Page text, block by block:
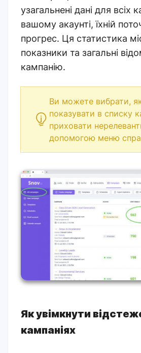
узагальнені дані для всіх
вашому акаунті, їхній
прогрес. Ця статистика
показники та загальні
кампанію.
Ви можете вибрати,
показувати в списку
приховати
допомогою меню
Як увімкнути
кампаніях